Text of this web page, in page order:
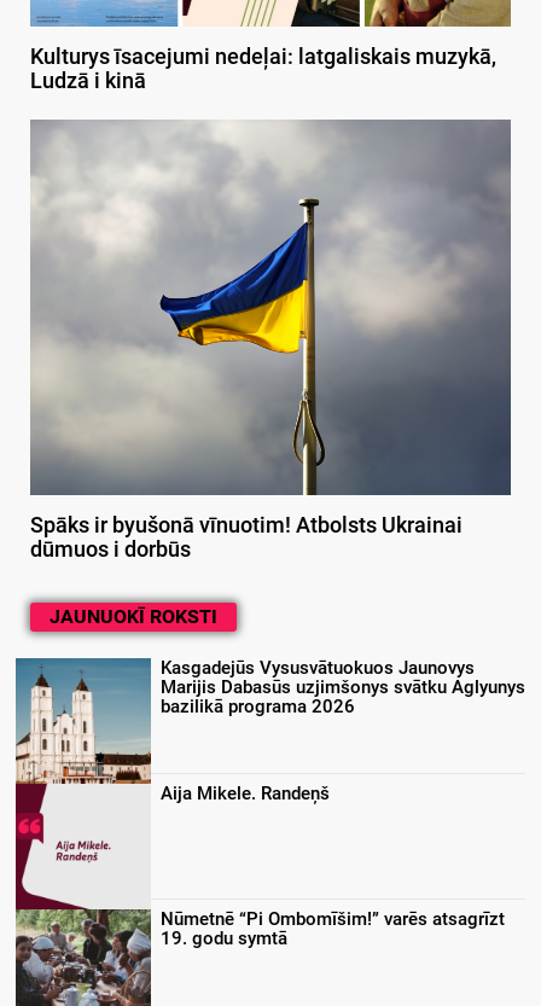
Kulturys īsacejumi nedeļai: latgaliskais muzykā,
Ludzā i kinā
Spāks ir byušonā vīnuotim! Atbolsts Ukrainai
dūmuos i dorbūs
JAUNUOKĪ ROKSTI
Kasgadejūs Vysusvātuokuos Jaunovys
Marijis Dabasūs uzjimšonys svātku Aglyunys
bazilikā programa 2026
Aija Mikele. Randeņš
Nūmetnē “Pi Ombomīšim!” varēs atsagrīzt
19. godu symtā